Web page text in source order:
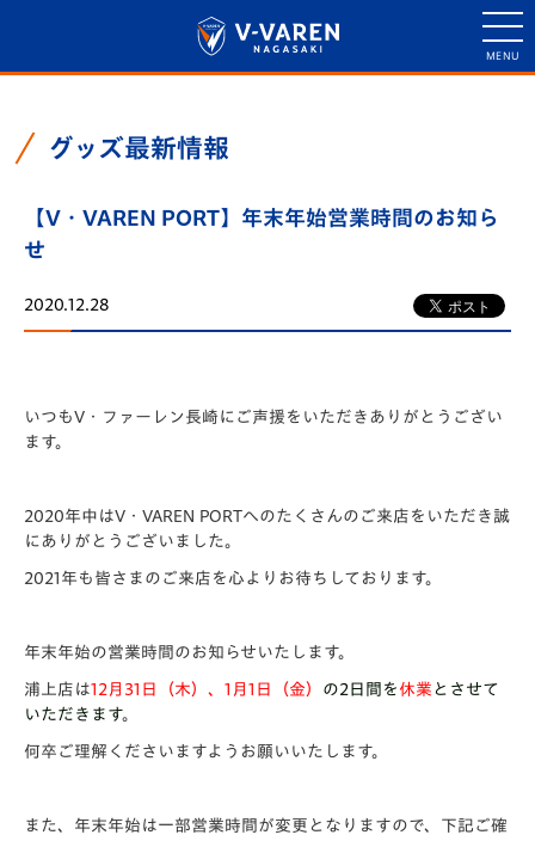
グッズ最新情報
【V・VAREN PORT】年末年始営業時間のお知ら
せ
2020.12.28
いつもV・ファーレン長崎にご声援をいただきありがとうござい
ます。
2020年中はV・VAREN PORTへのたくさんのご来店をいただき誠
にありがとうございました。
2021年も皆さまのご来店を心よりお待ちしております。
年末年始の営業時間のお知らせいたします。
浦上店は12月31日（木）、1月1日（金） の2日間を 休業 とさせて
いただきます。
何卒ご理解くださいますようお願いいたします。
また、年末年始は一部営業時間が変更となりますので、下記ご確